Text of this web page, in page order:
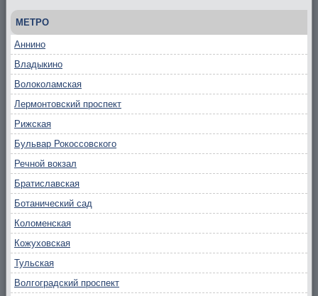
МЕТРО
Аннино
Владыкино
Волоколамская
Лермонтовский проспект
Рижская
Бульвар Рокоссовского
Речной вокзал
Братиславская
Ботанический сад
Коломенская
Кожуховская
Тульская
Волгоградский проспект